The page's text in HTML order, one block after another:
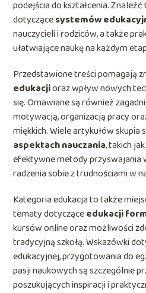
podejścia do kształcenia.
dotyczącesystemów
nauczycieli i rodziców, a także
ułatwiające naukę na każdym
Przedstawione treści pomagają
edukacjioraz wpływ nowych
się. Omawiane są również
motywacją, organizacją pracy
miękkich. Wiele artykułów skupia
aspektach nauczania, takich
efektywne metody przyswajania
radzenia sobie z trudnościami w
Kategoria edukacja to także
tematy dotycząceedukacji
kursów online oraz możliwości
tradycyjną szkołą. Wskazówki
edukacyjnej, przygotowania do
pasji naukowych są szczególnie
poszukujących inspiracji i